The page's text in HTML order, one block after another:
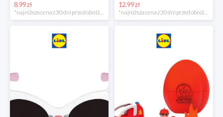
8.99 zł
*najniższa cena z 30 dni przed obniżką
12.99 zł
*najniższa cena z 30 dni przed obniżką